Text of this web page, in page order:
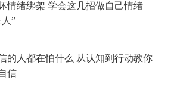
情绪绑架 学会这几招做自己情绪
”
的人都在怕什么 从认知到行动教你
信